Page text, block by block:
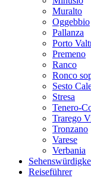
Muralto
Oggebbio
Pallanza
Porto
Premeno
Ranco
Ronco
Sesto
Stresa
Tenero-
Trarego
Tronzano
Varese
Verbania
Reiseführer